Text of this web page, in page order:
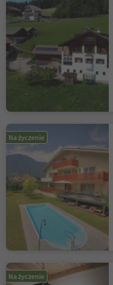
Na życzenie
Na życzenie